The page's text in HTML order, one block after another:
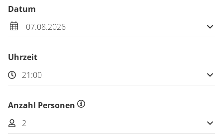
Datum
Uhrzeit
Anzahl Personen